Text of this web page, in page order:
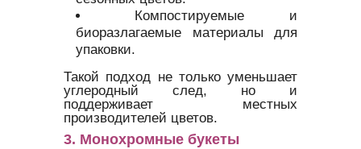
Компостируемые и
биоразлагаемые материалы для
упаковки.
Такой подход не только уменьшает
углеродный след, но и
поддерживает местных
производителей цветов.
3. Монохромные букеты